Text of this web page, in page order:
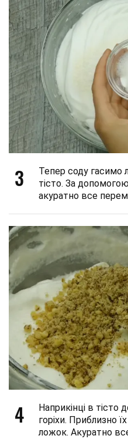
3
Тепер соду гасимо
тісто. За
акуратно все
4
Наприкінці в тісто
горіхи. Приблизно
ложок. Акуратно